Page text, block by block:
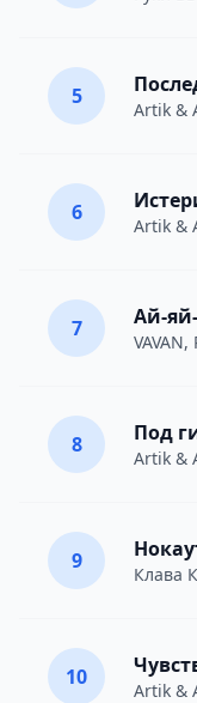
5
Artik &
6
Artik &
7 Ай-
VAVAN,
8 Под
Artik &
9
Клава
10
Artik &